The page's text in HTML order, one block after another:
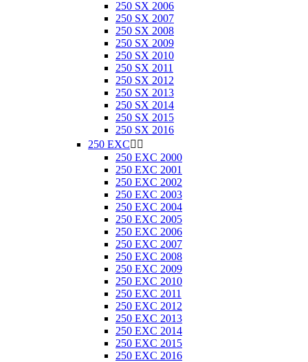
250 SX 2006
250 SX 2007
250 SX 2008
250 SX 2009
250 SX 2010
250 SX 2011
250 SX 2012
250 SX 2013
250 SX 2014
250 SX 2015
250 SX 2016
250 EXC 
250 EXC 2000
250 EXC 2001
250 EXC 2002
250 EXC 2003
250 EXC 2004
250 EXC 2005
250 EXC 2006
250 EXC 2007
250 EXC 2008
250 EXC 2009
250 EXC 2010
250 EXC 2011
250 EXC 2012
250 EXC 2013
250 EXC 2014
250 EXC 2015
250 EXC 2016